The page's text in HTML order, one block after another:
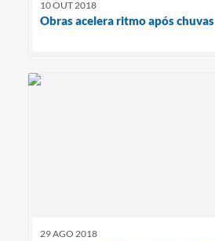
10 OUT 2018
Obras acelera ritmo após chuvas
29 AGO 2018